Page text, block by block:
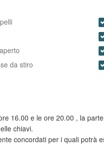
da stiro
16.00 e le ore 20.00 , la
chiavi.
concordati per i quali potrà